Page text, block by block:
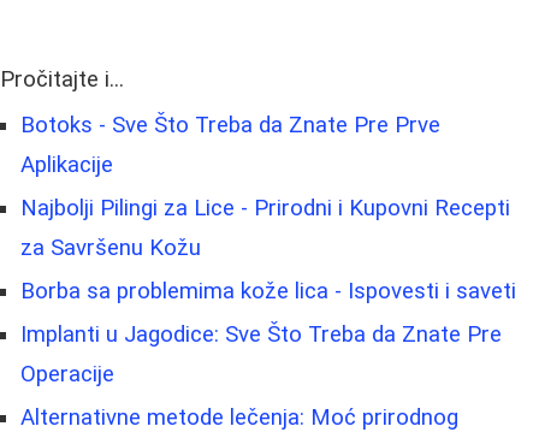
Pročitajte i...
Botoks - Sve Što Treba da Znate Pre Prve
Aplikacije
Najbolji Pilingi za Lice - Prirodni i Kupovni Recepti
za Savršenu Kožu
Borba sa problemima kože lica - Ispovesti i saveti
Implanti u Jagodice: Sve Što Treba da Znate Pre
Operacije
Alternativne metode lečenja: Moć prirodnog